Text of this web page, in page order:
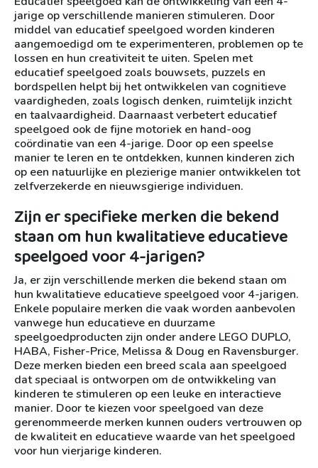
jarige op verschillende manieren stimuleren. Door
middel van educatief speelgoed worden kinderen
aangemoedigd om te experimenteren, problemen op te
lossen en hun creativiteit te uiten. Spelen met
educatief speelgoed zoals bouwsets, puzzels en
bordspellen helpt bij het ontwikkelen van cognitieve
vaardigheden, zoals logisch denken, ruimtelijk inzicht
en taalvaardigheid. Daarnaast verbetert educatief
speelgoed ook de fijne motoriek en hand-oog
coördinatie van een 4-jarige. Door op een speelse
manier te leren en te ontdekken, kunnen kinderen zich
op een natuurlijke en plezierige manier ontwikkelen tot
zelfverzekerde en nieuwsgierige individuen.
Zijn er specifieke merken die bekend
staan om hun kwalitatieve educatieve
speelgoed voor 4-jarigen?
Ja, er zijn verschillende merken die bekend staan om
hun kwalitatieve educatieve speelgoed voor 4-jarigen.
Enkele populaire merken die vaak worden aanbevolen
vanwege hun educatieve en duurzame
speelgoedproducten zijn onder andere LEGO DUPLO,
HABA, Fisher-Price, Melissa & Doug en Ravensburger.
Deze merken bieden een breed scala aan speelgoed
dat speciaal is ontworpen om de ontwikkeling van
kinderen te stimuleren op een leuke en interactieve
manier. Door te kiezen voor speelgoed van deze
gerenommeerde merken kunnen ouders vertrouwen op
de kwaliteit en educatieve waarde van het speelgoed
voor hun vierjarige kinderen.